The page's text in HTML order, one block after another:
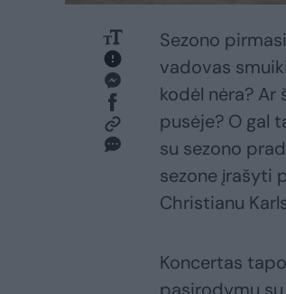
Sezono
vadovas
kodėl nėra? Ar
pusėje? O gal
su sezono
sezone įrašyti
Christianu
Koncertas